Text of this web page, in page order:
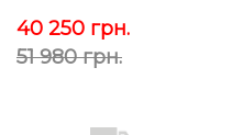
40 250 грн.
51 980 грн.